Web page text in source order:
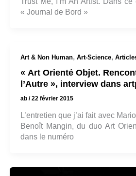
« Journal de Bord »
Art & Non Human, Art-Science,
« Art Orienté Objet.
l’Autre », interview dans
ab /22 février 2015
L’entretien que j’ai fait avec
Benoît Mangin, du duo Art
dans le numéro